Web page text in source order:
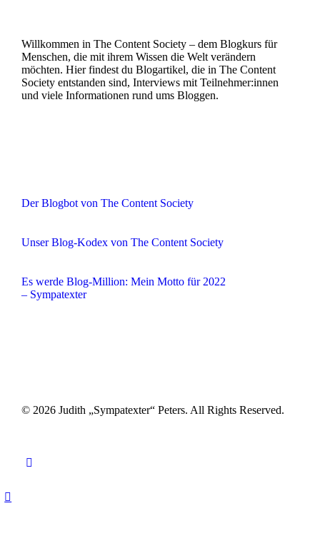
Willkommen in The Content Society – dem Blogkurs für
Menschen, die mit ihrem Wissen die Welt verändern
möchten. Hier findest du Blogartikel, die in The Content
Society entstanden sind, Interviews mit Teilnehmer:innen
und viele Informationen rund ums Bloggen.
Der Blogbot von The Content Society
Unser Blog-Kodex von The Content Society
Es werde Blog-Million: Mein Motto für 2022
– Sympatexter
© 2026 Judith „Sympatexter“ Peters. All Rights Reserved.